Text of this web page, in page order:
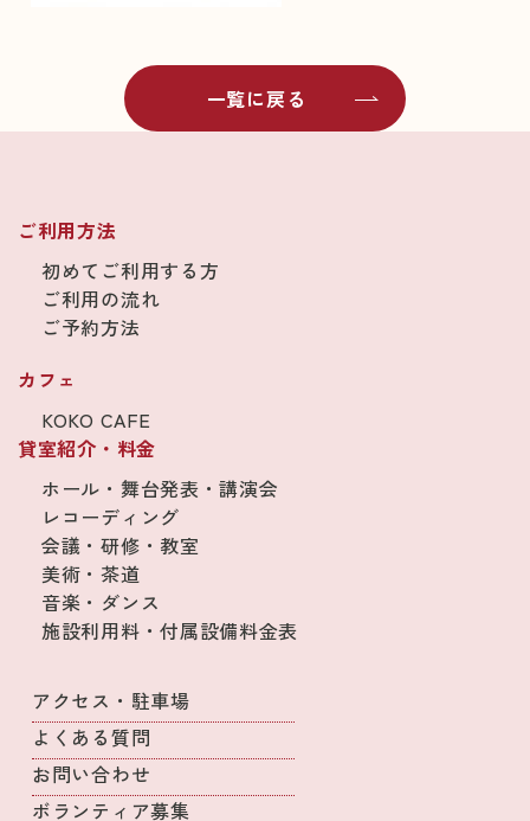
一覧に戻る
ご利用方法
初めてご利用する方
ご利用の流れ
ご予約方法
カフェ
KOKO CAFE
貸室紹介・料金
ホール・舞台発表・講演会
レコーディング
会議・研修・教室
美術・茶道
音楽・ダンス
施設利用料・付属設備料金表
アクセス・駐車場
よくある質問
お問い合わせ
ボランティア募集